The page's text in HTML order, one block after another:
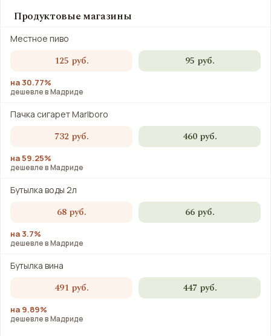
Продуктовые магазины
Местное пиво
125 руб. 95 руб.
на 30.77%
дешевле в Мадриде
Пачка сигарет Marlboro
732 руб. 460 руб.
на 59.25%
дешевле в Мадриде
Бутылка воды 2л
68 руб. 66 руб.
на 3.7%
дешевле в Мадриде
Бутылка вина
491 руб. 447 руб.
на 9.89%
дешевле в Мадриде